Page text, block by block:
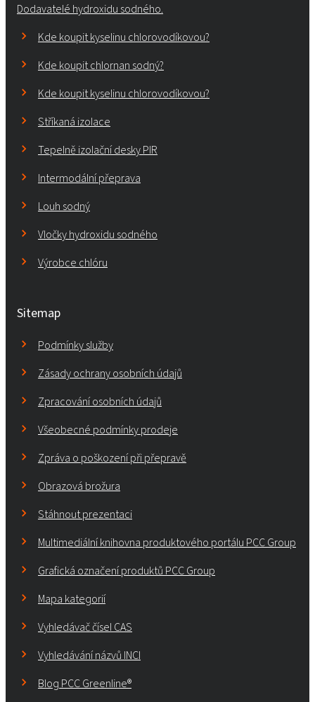
Dodavatelé hydroxidu sodného.
Kde koupit kyselinu chlorovodíkovou?
Kde koupit chlornan sodný?
Kde koupit kyselinu chlorovodíkovou?
Stříkaná izolace
Tepelně izolační desky PIR
Intermodální přeprava
Louh sodný
Vločky hydroxidu sodného
Výrobce chlóru
Sitemap
Podmínky služby
Zásady ochrany osobních údajů
Zpracování osobních údajů
Všeobecné podmínky prodeje
Zpráva o poškození při přepravě
Obrazová brožura
Stáhnout prezentaci
Multimediální knihovna produktového portálu PCC Group
Grafická označení produktů PCC Group
Mapa kategorií
Vyhledávač čísel CAS
Vyhledávání názvů INCI
Blog PCC Greenline®